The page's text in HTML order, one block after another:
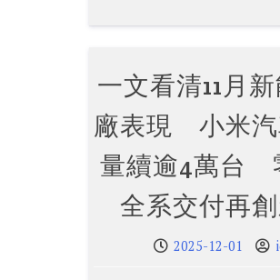
一文看清11月
廠表現 小米汽
量續逾4萬台
全系交付再
2025-12-01